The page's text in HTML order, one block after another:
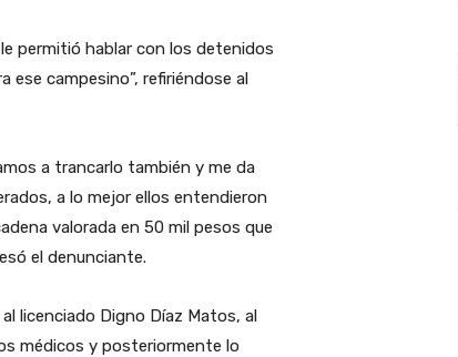
permitió hablar con los detenidos
ese campesino”, refiriéndose al
a trancarlo también y me da
a lo mejor ellos entendieron
valorada en 50 mil pesos que
el denunciante.
licenciado Digno Díaz Matos, al
médicos y posteriormente lo